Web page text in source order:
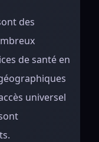
des
de santé en
universel